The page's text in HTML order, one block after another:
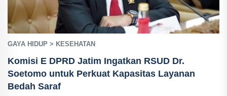
GAYA HIDUP > KESEHATAN
Komisi E DPRD Jatim Ingatkan RSUD Dr.
Soetomo untuk Perkuat Kapasitas Layanan
Bedah Saraf